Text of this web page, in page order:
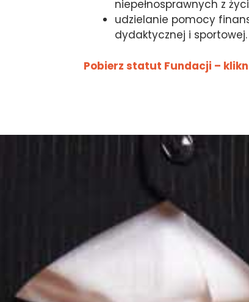
niepełnosprawnych z
udzielanie pomocy
dydaktycznej i sportowej.
Pobierz statut Fundacji –